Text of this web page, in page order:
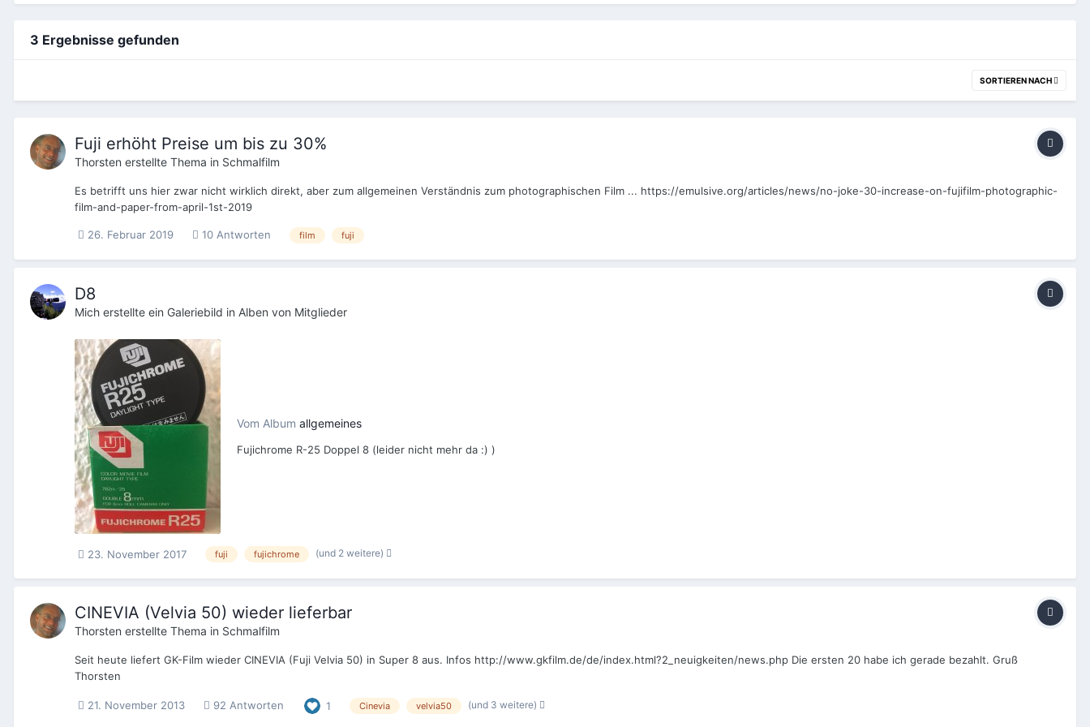
3 Ergebnisse gefunden
SORTIEREN NACH
Fuji erhöht Preise um bis zu 30%
Thorsten erstellte Thema in Schmalfilm
Es betrifft uns hier zwar nicht wirklich direkt, aber zum allgemeinen Verständnis zum photographischen Film ... https://emulsive.org/articles/news/no-joke-30-increase-on-fujifilm-photographic-
film-and-paper-from-april-1st-2019
26. Februar 2019 10 Antworten film fuji
D8
Mich erstellte ein Galeriebild in Alben von Mitglieder
Vom Album allgemeines
Fujichrome R-25 Doppel 8 (leider nicht mehr da :) )
23. November 2017 fuji fujichrome (und 2 weitere)
CINEVIA (Velvia 50) wieder lieferbar
Thorsten erstellte Thema in Schmalfilm
Seit heute liefert GK-Film wieder CINEVIA (Fuji Velvia 50) in Super 8 aus. Infos http://www.gkfilm.de/de/index.html?2_neuigkeiten/news.php Die ersten 20 habe ich gerade bezahlt. Gruß
Thorsten
21. November 2013 92 Antworten 1 Cinevia velvia50 (und 3 weitere)